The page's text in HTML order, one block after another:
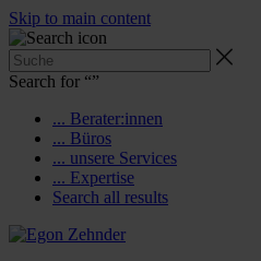
Skip to main content
Search for “”
... Berater:innen
... Büros
... unsere Services
... Expertise
Search all results